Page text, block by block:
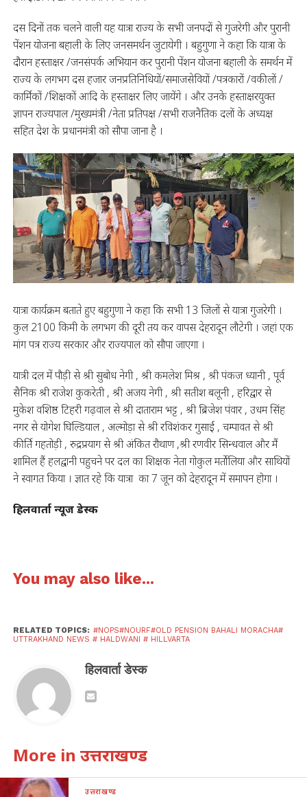
दस दिनों तक चलने वाली यह यात्रा राज्य के सभी जनपदों से गुजरेगी और पुरानी
पेंशन योजना बहाली के लिए जनसमर्थन जुटायेगी । बहुगुणा ने कहा कि यात्रा के
दौरान हस्ताक्षर /जनसंपर्क अभियान कर पुरानी पेंशन योजना बहाली के समर्थन में
राज्य के लगभग दस हजार जनप्रतिनिधियों/समाजसेवियों /पत्रकारों /वकीलों /
कार्मिकों /शिक्षकों आदि के हस्ताक्षर लिए जायेंगे । और उनके हस्ताक्षरयुक्त
ज्ञापन राज्यपाल /मुख्यमंत्री /नेता प्रतिपक्ष /सभी राजनैतिक दलों के अध्यक्ष
सहित देश के प्रधानमंत्री को सौपा जाना है ।
यात्रा कार्यक्रम बताते हुए बहुगुणा ने कहा कि सभी 13 जिलों से यात्रा गुजरेगी ।
कुल 2100 किमी के लगभग की दूरी तय कर वापस देहरादून लौटेगी । जहां एक
मांग पत्र राज्य सरकार और राज्यपाल को सौपा जाएगा ।
यात्री दल में पौड़ी से श्री सुबोध नेगी , श्री कमलेश मिश्र , श्री पंकज ध्यानी , पूर्व
सैनिक श्री राजेश कुकरेती , श्री अजय नेगी , श्री सतीश बलूनी , हरिद्वार से
मुकेश वशिष्ठ टिहरी गढ़वाल से श्री दाताराम भट्ट , श्री ब्रिजेश पंवार , उधम सिंह
नगर से योगेश घिल्डियाल , अल्मोड़ा से श्री रविशंकर गुसाईं , चम्पावत से श्री
कीर्ति गहतोड़ी , रुद्रप्रयाग से श्री अंकित रौथाण ,श्री रणवीर सिन्धवाल और मैं
शामिल हैं हलद्वानी पहुचने पर दल का शिक्षक नेता गोकुल मर्तोलिया और साथियों
ने स्वागत किया । ज्ञात रहे कि यात्रा का 7 जून को देहरादून में समापन होगा ।
हिलवार्ता न्यूज डेस्क
You may also like...
RELATED TOPICS: #NOPS#NOURF#OLD PENSION BAHALI MORACHA#
UTTRAKHAND NEWS # HALDWANI # HILLVARTA
हिलवार्ता डेस्क
More in उत्तराखण्ड
उत्तराखण्ड